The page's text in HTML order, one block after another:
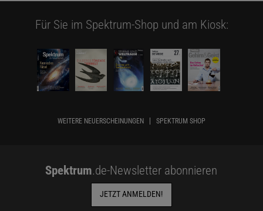
Für Sie im Spektrum-Shop und am Kiosk:
WEITERE NEUERSCHEINUNGEN SPEKTRUM SHOP
Spektrum.de-Newsletter abonnieren
JETZT ANMELDEN!